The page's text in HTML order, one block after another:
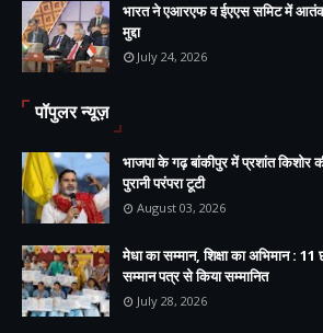
भारत ने एआरएफ व ईएएस समिट में
मुद्दा
July 24, 2026
पॉपुलर न्यूज़
भाजपा के गढ़ बांकीपुर में प्रशांत किशोर
पुरानी परंपरा टूटी
August 03, 2026
मेधा का सम्मान, शिक्षा का अभिमान : 11
सम्मान पत्र से किया सम्मानित
July 28, 2026